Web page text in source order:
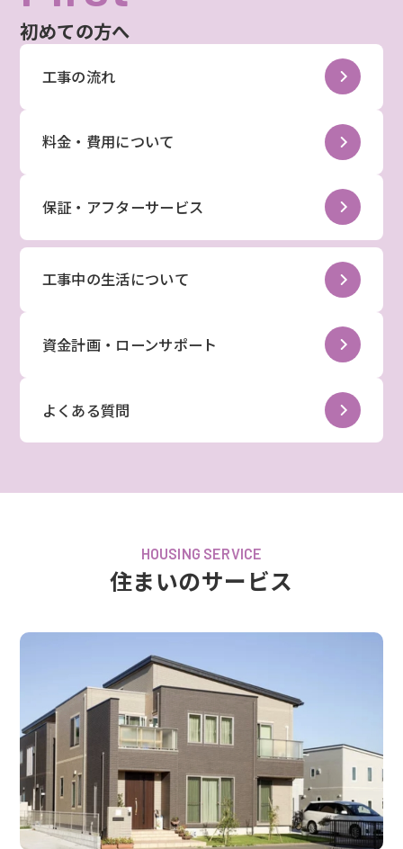
初めての方へ
工事の流れ
料金・費用について
保証・アフターサービス
工事中の生活について
資金計画・ローンサポート
よくある質問
HOUSING SERVICE
住まいのサービス